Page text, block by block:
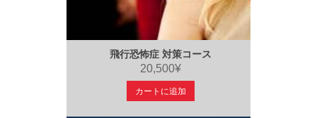
飛行恐怖症 対策コース
20,500¥
カートに追加